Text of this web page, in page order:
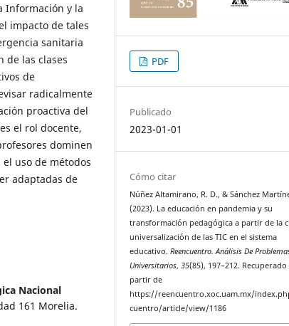
Información y la
impacto de tales
sanitaria
de las clases
de
radicalmente
proactiva del
el rol docente,
dominen
uso de métodos
adaptadas de
Nacional
161 Morelia.
PDF
Publicado
2023-01-01
Cómo citar
Núñez Altamirano, R. D., & Sánchez
(2023). La educación en pandemia y su
transformación pedagógica a partir de la
universalización de las TIC en el sistema
educativo.Reencuentro. Análisis De
Universitarios,35(85), 197–212. Recuperado
partir de
https://reencuentro.xoc.uam.mx/
cuentro/article/view/1186